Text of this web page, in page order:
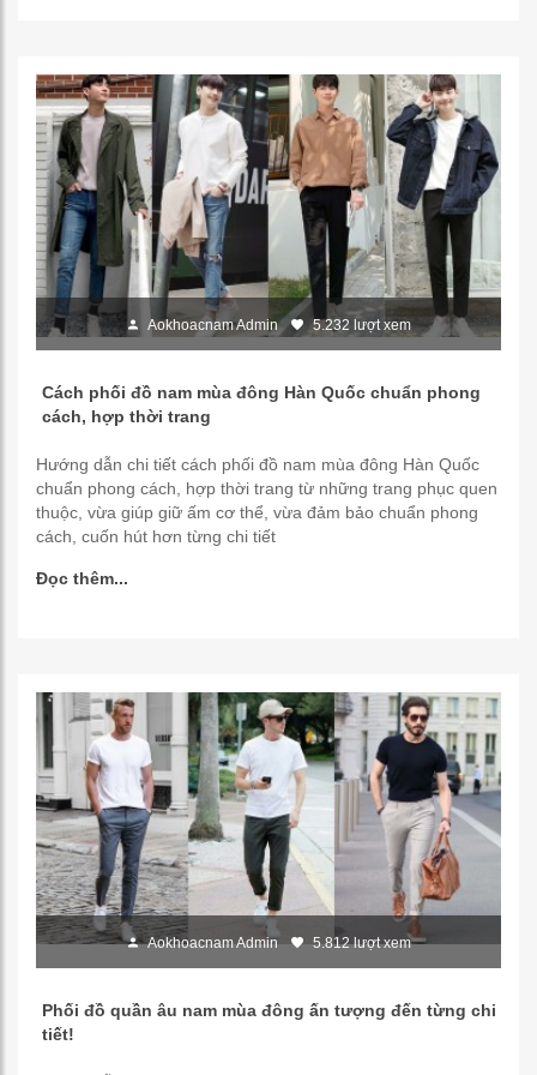
Aokhoacnam Admin 5.232 lượt xem
Cách phối đồ nam mùa đông Hàn Quốc chuẩn phong
cách, hợp thời trang
Hướng dẫn chi tiết cách phối đồ nam mùa đông Hàn Quốc
chuẩn phong cách, hợp thời trang từ những trang phục quen
thuộc, vừa giúp giữ ấm cơ thể, vừa đảm bảo chuẩn phong
cách, cuốn hút hơn từng chi tiết
Đọc thêm...
Aokhoacnam Admin 5.812 lượt xem
Phối đồ quần âu nam mùa đông ấn tượng đến từng chi
tiết!